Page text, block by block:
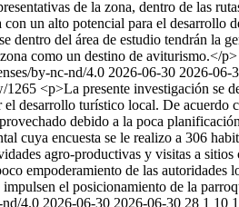
de la zona, dentro de las
un alto potencial para el
dentro del área de estudio tendrán la
como un destino de aviturismo.</p>
by-nc-nd/4.0 2026-06-30 2026-06-
1265 <p>La presente investigación se
desarrollo turístico local. De
debido a la poca
cuya encuesta se le realizo a 306
agro-productivas y visitas a
empoderamiento de las
el posicionamiento de la
nd/4.0 2026-06-30 2026-06-30 28 1 10